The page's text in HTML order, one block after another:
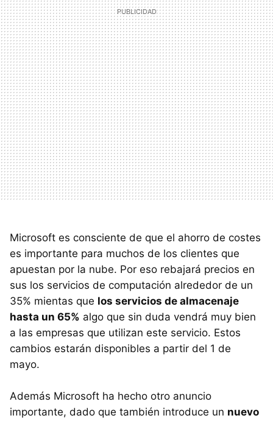
Microsoft es consciente de que el ahorro de costes
es importante para muchos de los clientes que
apuestan por la nube. Por eso rebajará precios en
sus los servicios de computación alrededor de un
35% mientas que los servicios de almacenaje
hasta un 65% algo que sin duda vendrá muy bien
a las empresas que utilizan este servicio. Estos
cambios estarán disponibles a partir del 1 de
mayo.
Además Microsoft ha hecho otro anuncio
importante, dado que también introduce un nuevo